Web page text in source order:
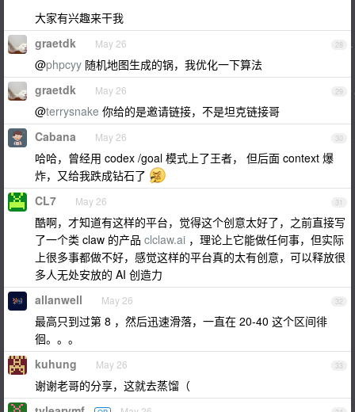
大家有兴趣来干我
28
graetdk May 26
@phpcyy 随机地图生成的锅，我优化一下算法
29
graetdk May 26
@terrysnake 你给的是邀请链接，不是坦克链接哥
30
Cabana May 26
哈哈，曾经用 codex /goal 模式上了王者， 但后面 context 爆
炸，又给我跌成钻石了
31
CL7 May 26
酷啊，才知道有这样的平台，觉得这个创意太好了，之前直接写
了一个类 claw 的产品 clclaw.ai ，理论上它能做任何事，但实际
上很多事都做不好，感觉这样的平台真的太有创意，可以释放很
多人无处安放的 AI 创造力
32
allanwell May 26
最高只到过第 8 ，然后迅速滑落，一直在 20-40 这个区间徘
徊。。。
33
kuhung May 26
谢谢老哥的分享，这就去蒸馏（